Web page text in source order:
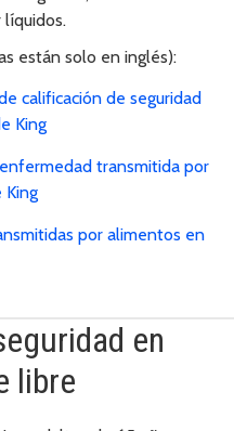
están solo en inglés):
calificación de seguridad
King
transmitida por
King
por alimentos en
en
libre